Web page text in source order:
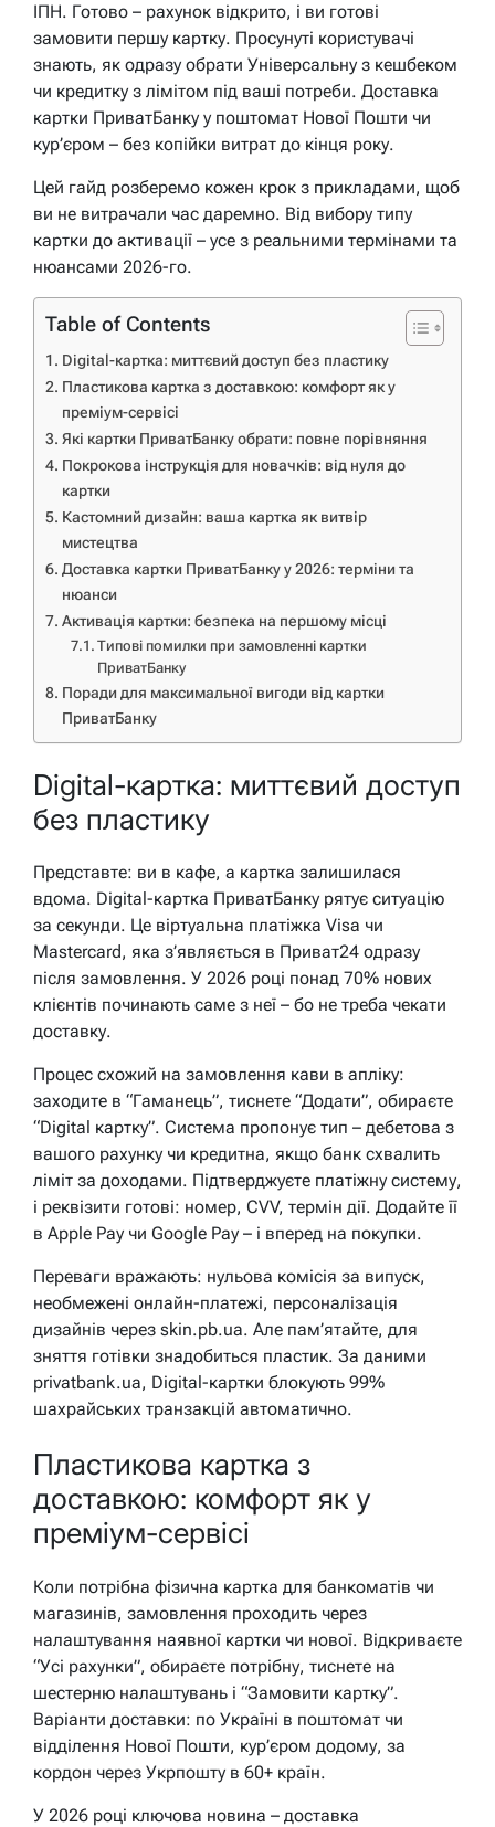
ІПН. Готово – рахунок відкрито, і ви готові
замовити першу картку. Просунуті користувачі
знають, як одразу обрати Універсальну з кешбеком
чи кредитку з лімітом під ваші потреби. Доставка
картки ПриватБанку у поштомат Нової Пошти чи
кур’єром – без копійки витрат до кінця року.
Цей гайд розберемо кожен крок з прикладами, щоб
ви не витрачали час даремно. Від вибору типу
картки до активації – усе з реальними термінами та
нюансами 2026-го.
Table of Contents
Digital-картка: миттєвий доступ без пластику
Пластикова картка з доставкою: комфорт як у
преміум-сервісі
Які картки ПриватБанку обрати: повне порівняння
Покрокова інструкція для новачків: від нуля до
картки
Кастомний дизайн: ваша картка як витвір
мистецтва
Доставка картки ПриватБанку у 2026: терміни та
нюанси
Активація картки: безпека на першому місці
Типові помилки при замовленні картки
ПриватБанку
Поради для максимальної вигоди від картки
ПриватБанку
Digital-картка: миттєвий доступ
без пластику
Представте: ви в кафе, а картка залишилася
вдома. Digital-картка ПриватБанку рятує ситуацію
за секунди. Це віртуальна платіжка Visa чи
Mastercard, яка з’являється в Приват24 одразу
після замовлення. У 2026 році понад 70% нових
клієнтів починають саме з неї – бо не треба чекати
доставку.
Процес схожий на замовлення кави в апліку:
заходите в “Гаманець”, тиснете “Додати”, обираєте
“Digital картку”. Система пропонує тип – дебетова з
вашого рахунку чи кредитна, якщо банк схвалить
ліміт за доходами. Підтверджуєте платіжну систему,
і реквізити готові: номер, CVV, термін дії. Додайте її
в Apple Pay чи Google Pay – і вперед на покупки.
Переваги вражають: нульова комісія за випуск,
необмежені онлайн-платежі, персоналізація
дизайнів через skin.pb.ua. Але пам’ятайте, для
зняття готівки знадобиться пластик. За даними
privatbank.ua, Digital-картки блокують 99%
шахрайських транзакцій автоматично.
Пластикова картка з
доставкою: комфорт як у
преміум-сервісі
Коли потрібна фізична картка для банкоматів чи
магазинів, замовлення проходить через
налаштування наявної картки чи нової. Відкриваєте
“Усі рахунки”, обираєте потрібну, тиснете на
шестерню налаштувань і “Замовити картку”.
Варіанти доставки: по Україні в поштомат чи
відділення Нової Пошти, кур’єром додому, за
кордон через Укрпошту в 60+ країн.
У 2026 році ключова новина – доставка